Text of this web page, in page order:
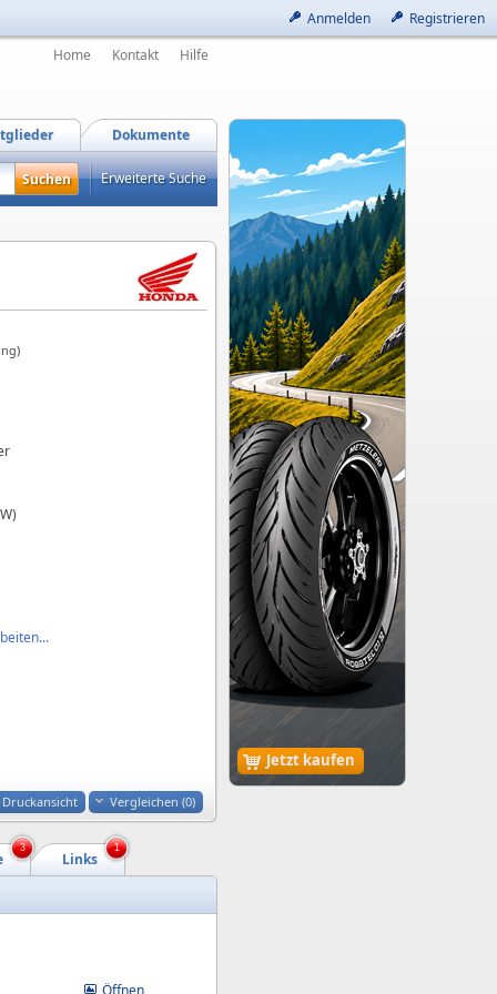
Anmelden Registrieren
Jetzt kaufen
Home Kontakt Hilfe
Dokumente
Erweiterte Suche
Druckansicht Vergleichen (0)
Links
3 1
Öffnen